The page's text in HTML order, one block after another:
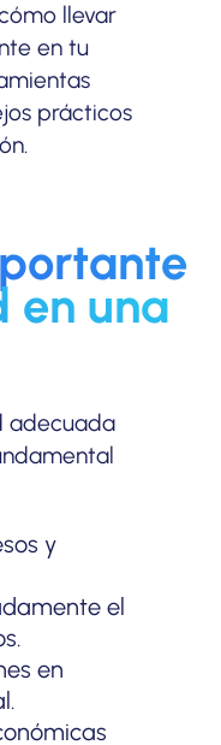
llevar
en tu
prácticos
en una
adecuada
y
el
en